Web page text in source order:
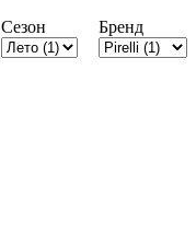
Сезон Бренд